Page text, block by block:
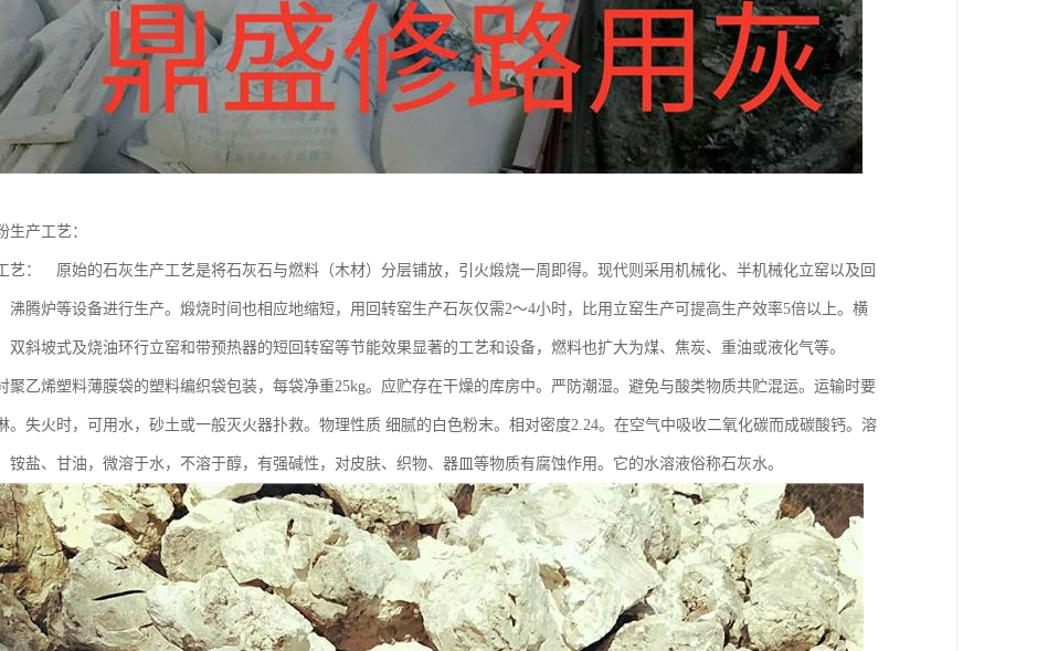
生产工艺：
艺： 原始的石灰生产工艺是将石灰石与燃料（木材）分层铺放，引火煅烧一周即得。现代则采用机械化、半机械化立窑以及回
沸腾炉等设备进行生产。煅烧时间也相应地缩短，用回转窑生产石灰仅需2～4小时，比用立窑生产可提高生产效率5倍以上。横
双斜坡式及烧油环行立窑和带预热器的短回转窑等节能效果显著的工艺和设备，燃料也扩大为煤、焦炭、重油或液化气等。
聚乙烯塑料薄膜袋的塑料编织袋包装，每袋净重25kg。应贮存在干燥的库房中。严防潮湿。避免与酸类物质共贮混运。运输时要
。失火时，可用水，砂土或一般灭火器扑救。物理性质 细腻的白色粉末。相对密度2.24。在空气中吸收二氧化碳而成碳酸钙。溶
铵盐、甘油，微溶于水，不溶于醇，有强碱性，对皮肤、织物、器皿等物质有腐蚀作用。它的水溶液俗称石灰水。